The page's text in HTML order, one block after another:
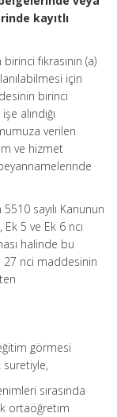
kayıtlı
fıkrasının (a)
için
birinci
alındığı
verilen
ve hizmet
sayılı Kanunun
5 ve Ek 6 ncı
halinde bu
27 nci maddesinin
görmesi
sırasında
ortaöğretim